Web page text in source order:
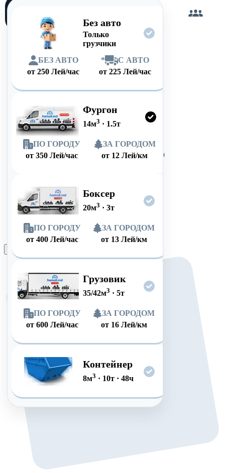
Без авто
Только
грузчики
БЕЗ АВТО
от250 Лей/час
*
С АВТО
от 225 Лей/час
Фургон
14м3 · 1.5т
ПО ГОРОДУ
от 350 Лей/час
ЗА ГОРОДОМ
от 12 Лей/км
Боксер
20м3 · 3т
ПО ГОРОДУ
от 400 Лей/час
ЗА ГОРОДОМ
от 13 Лей/км
Грузовик
35/42м3 · 5т
ПО ГОРОДУ
от 600 Лей/час
ЗА ГОРОДОМ
от 16 Лей/км
Контейнер
8м3 · 10т· 48ч
Оформить заказ